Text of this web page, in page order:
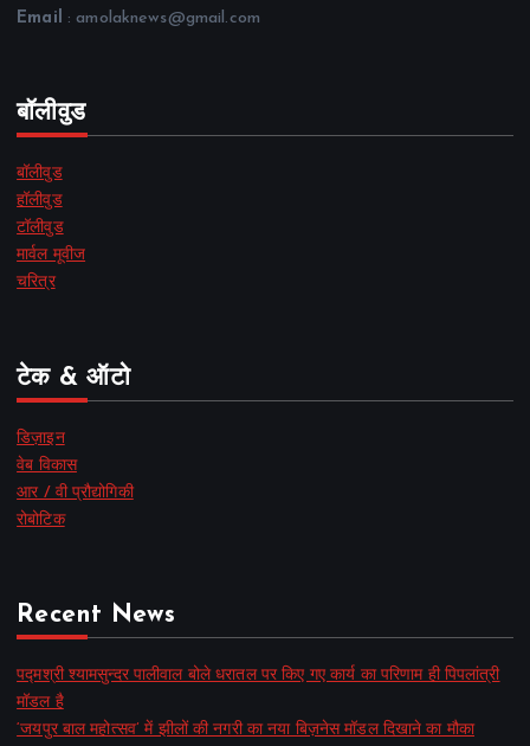
Email : amolaknews@gmail.com
बॉलीवुड
बॉलीवुड
हॉलीवुड
टॉलीवुड
मार्वल मूवीज
चरित्र
टेक & ऑटो
डिज़ाइन
वेब विकास
आर / वी प्रौद्योगिकी
रोबोटिक
Recent News
पद्मश्री श्यामसुन्दर पालीवाल बोले धरातल पर किए गए कार्य का परिणाम ही पिपलांत्री
मॉडल है
‘जयपुर बाल महोत्सव’ में झीलों की नगरी का नया बिज़नेस मॉडल दिखाने का मौका